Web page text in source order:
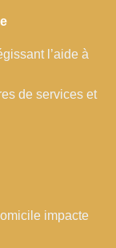
l’aide à
de services et
impacte